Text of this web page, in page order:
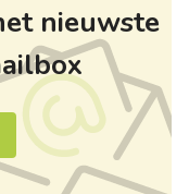
nieuwste